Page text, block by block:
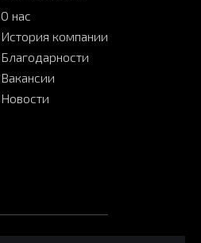
О нас
История компании
Благодарности
Вакансии
Новости
мы в соцсетях: